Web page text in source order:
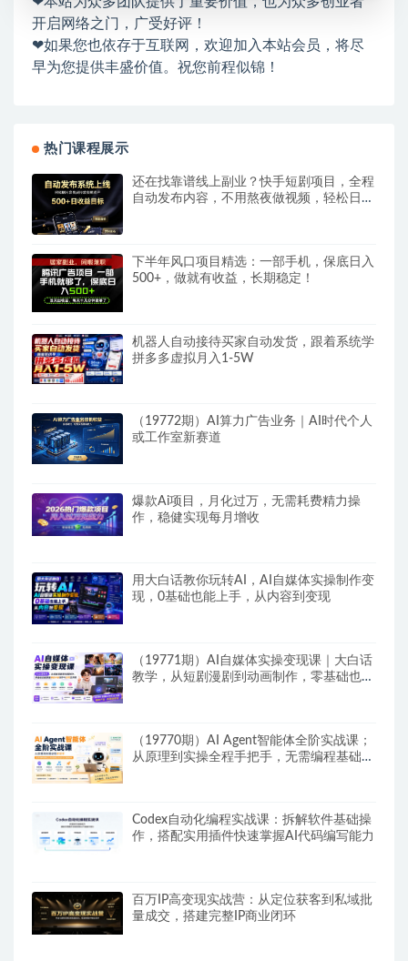
开启网络之门，广受好评！
❤如果您也依存于互联网，欢迎加入本站会员，将尽
早为您提供丰盛价值。祝您前程似锦！
热门课程展示
还在找靠谱线上副业？快手短剧项目，全程
自动发布内容，不用熬夜做视频，轻松日入
下半年风口项目精选：一部手机，保底日入
500+，做就有收益，长期稳定！
机器人自动接待买家自动发货，跟着系统学
拼多多虚拟月入1-5W
（19772期）AI算力广告业务｜AI时代个人
或工作室新赛道
爆款Ai项目，月化过万，无需耗费精力操
作，稳健实现每月增收
用大白话教你玩转AI，AI自媒体实操制作变
现，0基础也能上手，从内容到变现
（19771期）AI自媒体实操变现课｜大白话
教学，从短剧漫剧到动画制作，零基础也能
（19770期）AI Agent智能体全阶实战课；
从原理到实操全程手把手，无需编程基础也
Codex自动化编程实战课：拆解软件基础操
作，搭配实用插件快速掌握AI代码编写能力
百万IP高变现实战营：从定位获客到私域批
量成交，搭建完整IP商业闭环